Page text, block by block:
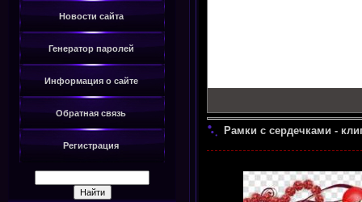
Новости сайта
Генератор паролей
Информация о сайте
Обратная связь
Регистрация
Рамки с сердечками -